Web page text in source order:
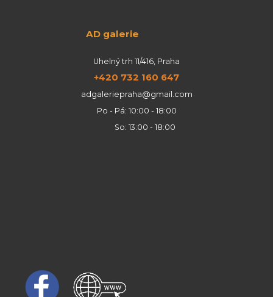
AD galerie
Uhelný trh 11/416, Praha
+420 732 160 647
adgaleriepraha@gmail.com
Po - Pá: 10:00 - 18:00
So: 13:00 - 18:00